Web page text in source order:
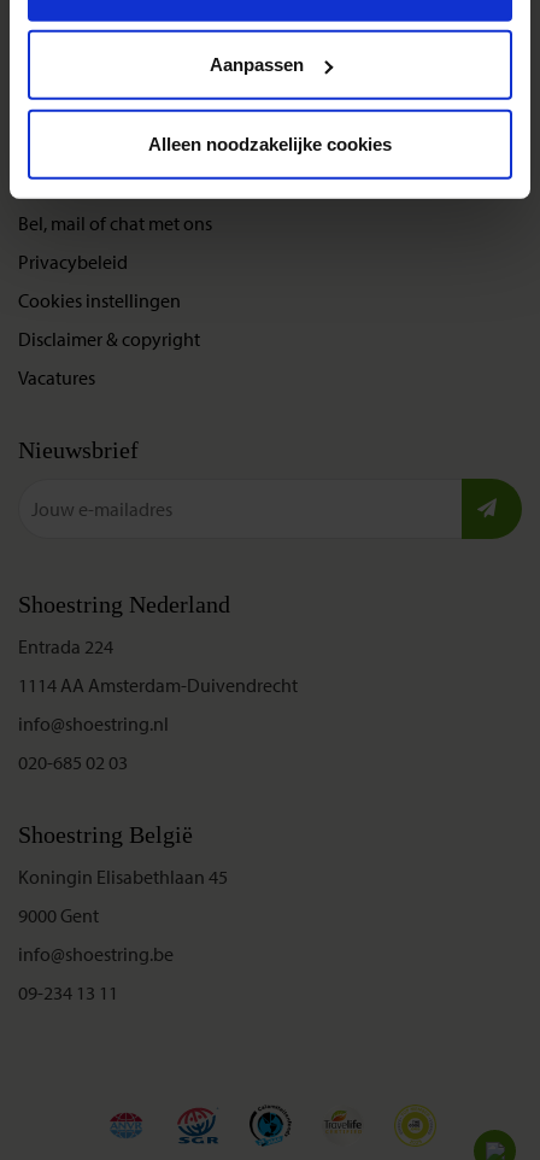
Aanpassen
Alleen noodzakelijke cookies
Festivalreizen
Nieuwe reizen
Over Shoestring
Bel, mail of chat met ons
Privacybeleid
Cookies instellingen
Disclaimer & copyright
Vacatures
Nieuwsbrief
Shoestring Nederland
Entrada 224
1114 AA Amsterdam-Duivendrecht
info@shoestring.nl
020-685 02 03
Shoestring België
Koningin Elisabethlaan 45
9000 Gent
info@shoestring.be
09-234 13 11